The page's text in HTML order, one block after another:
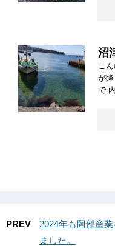
沼
こ
が
で
PREV
2024年も阿部産
ました。